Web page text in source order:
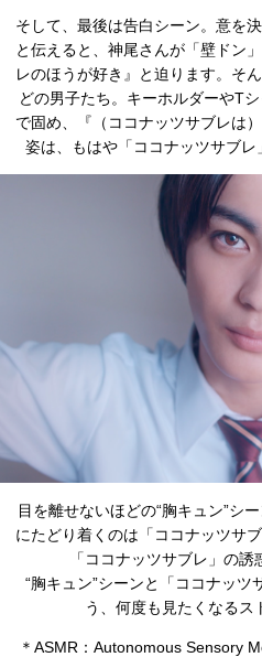
そして、最後は告白シーン。意を
と伝えると、神尾さんが「壁ドン
レのほうが好き』と迫ります。そ
どの男子たち。キーホルダーやT
で固め、『（ココナッツサブレは
姿は、もはや「ココナッツサブレ
目を離せないほどの“胸キュン”シ
にたどり着くのは「ココナッツサ
「ココナッツサブレ」の
“胸キュン”シーンと「ココナッ
う、何度も見たくなるス
＊ASMR：Autonomous Sensory